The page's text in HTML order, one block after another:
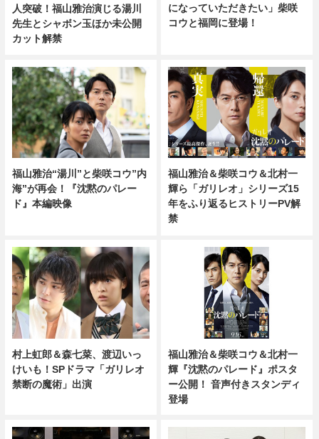
人突破！福山雅治演じる湯川
先生とシャボン玉ほか未公開
カット解禁
になっていただきたい」柴咲
コウと福岡に登場！
福山雅治“湯川”と柴咲コウ”内
海”が再会！『沈黙のパレー
ド』本編映像
福山雅治＆柴咲コウ＆北村一
輝ら「ガリレオ」シリーズ15
年をふり返るヒストリーPV解
禁
村上虹郎＆森七菜、渡辺いっ
けいも！SPドラマ「ガリレオ
禁断の魔術」出演
福山雅治＆柴咲コウ＆北村一
輝『沈黙のパレード』ポスタ
ー公開！ 音声付きスタンディ
登場